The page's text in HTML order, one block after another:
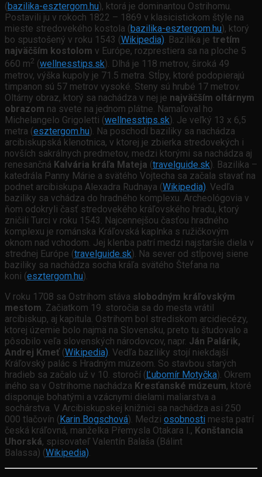
(bazilika-esztergom.hu), ktorá je dominantou Ostrihomu.
Postavili ju v rokoch 1822 – 1869 v klasicistickom štýle na
mieste stredovekého kostola (bazilika-esztergom.hu), ktorý
bo spustošený v roku 1543 (Wikipedia). Bazilika je tretím
najväčším kostolom v Európe, rozprestiera sa na ploche 5
660 m2 (wellnesstips.sk). Dlhá je 118 metrov, široká 49
metrov, výška kupoly je 71.5 metra. Stĺpy, ktoré podopierajú
timpanon sú 57 metrov vysoké. Steny sú hrubé 17 metrov.
Oltárny obraz, ktorý sa nachádza v nej je najväčším oltárnym
obrazom na svete na jednom plátne. Namaľoval ho
Michelangelo Grigoletti (wellnesstips.sk). Je veľký 13 x 6,5
metra (esztergom.hu). Na poschodí baziliky sa nachádza
arcibiskupská klenotnica, v ktorej je zbierka stredovekých i
novších sakrálnych predmetov, medzi ktorými sa nachádza aj
renesančná Kalvária kráľa Mateja (travelguide.sk). Bazilika –
katedrála Panny Márie a svätého Vojtecha sa začala stavať na
podnet arcibiskupa Alexadra Rudnaya (Wikipedia) . Vedľa
baziliky sa vchádza do hradného komplexu. Archeológovia v
ňom odokryli časť stredovekého kráľovského hradu, ktorý
zničili Turci v roku 1543. Najcennejšou časťou hradného
komplexu je románska Kráľovská kaplnka s ružičkovým
oknom nad vchodom. Jej klenba patrí medzi najstaršie diela v
strednej Európe (travelguide.sk). Na sever od stĺpovej siene
baziliky sa nachádza socha kráľa svätého Štefana na
koni (esztergom.hu).
V roku 1708 sa Ostrihom stáva slobodným kráľovským
mestom . Začiatkom 19. storočia sa do mesta vrátil
arcibiskup, aj kapitula. Ostrihom bol strediskom arcidiecézy,
ktorej územie bolo najmä na Slovensku, preto tu študovalo a
pôsobilo veľa slovenských národovcov, napr. Ján Palárik,
Andrej Kmeť(Wikipedia) . Vedľa baziliky stojí niekdajší
Kráľovský palác s Hradným múzeom. So stavbou starých
hradieb sa začalo už v 10. storočí (Ľubomír Motyčka). Okrem
iného sa v Ostrihome nachádza Kresťanské múzeum, ktoré
disponuje bohatými a vzácnymi dielami maliarstva a
sochárstva. V Arcibiskupskej knižnici sa nachádza asi 250
000 tlačovín (Karin Bogschová). Medzi osobnosti mesta patrí
česká kráľovná, manželka Přemysla Otakara I., Konštancia
Uhorská, spisovateľ Valentín Balaša (Bálint
Balassa) (Wikipedia)